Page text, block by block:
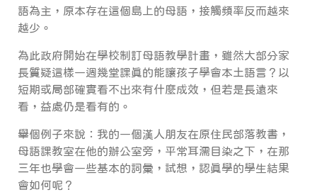
語為主，原本存在這個島上的母語，接觸頻率反而越來
越少。
為此政府開始在學校制訂母語教學計畫，雖然大部分家
長質疑這樣一週幾堂課真的能讓孩子學會本土語言？以
短期或局部確實看不出來有什麼成效，但若是長遠來
看，益處仍是看有的。
舉個例子來說：我的一個漢人朋友在原住民部落教書，
母語課教室在他的辦公室旁，平常耳濡目染之下，在那
三年也學會一些基本的詞彙，試想，認真學的學生結果
會如何呢？